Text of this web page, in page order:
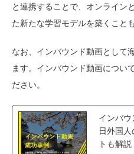
と連携することで、オンライン
た新たな学習モデルを築くこと
なお、インバウンド動画として
ます。インバウンド動画につい
ださい。
インバ
日外国
トも解説